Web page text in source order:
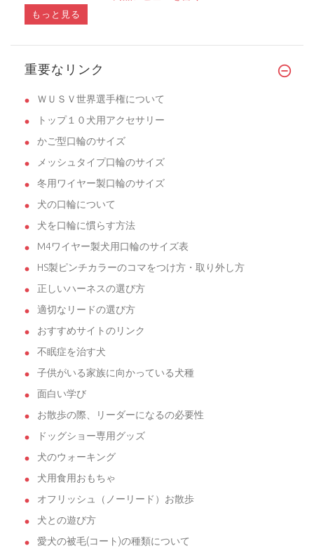
もっと見る
重要なリンク
ＷＵＳＶ世界選手権について
トップ１０犬用アクセサリー
かご型口輪のサイズ
メッシュタイプ口輪のサイズ
冬用ワイヤー製口輪のサイズ
犬の口輪について
犬を口輪に慣らす方法
M4ワイヤー製犬用口輪のサイズ表
HS製ピンチカラーのコマをつけ方・取り外し方
正しいハーネスの選び方
適切なリードの選び方
おすすめサイトのリンク
不眠症を治す犬
子供がいる家族に向かっている犬種
面白い学び
お散歩の際、リーダーになるの必要性
ドッグショー専用グッズ
犬のウォーキング
犬用食用おもちゃ
オフリッシュ（ノーリード）お散歩
犬との遊び方
愛犬の被毛(コート)の種類について